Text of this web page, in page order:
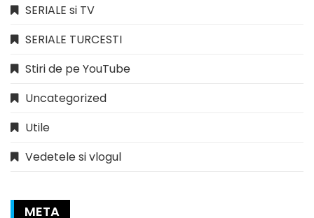
SERIALE si TV
SERIALE TURCESTI
Stiri de pe YouTube
Uncategorized
Utile
Vedetele si vlogul
META